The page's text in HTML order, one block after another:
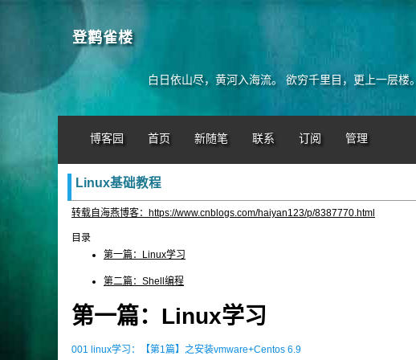
登鹳雀楼
白日依山尽，黄河入海流。 欲穷千里目，更上一层楼。
博客园 首页 新随笔 联系 订阅 管理
Linux基础教程
转载自海燕博客：https://www.cnblogs.com/haiyan123/p/8387770.html
目录
第一篇：Linux学习
第二篇：Shell编程
第一篇：Linux学习
001 linux学习：【第1篇】之安装vmware+Centos 6.9